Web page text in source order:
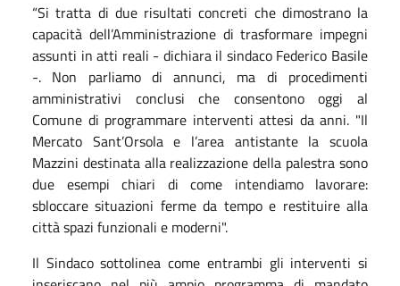
“Si tratta di due risultati concreti che dimostrano la
capacità dell’Amministrazione di trasformare impegni
assunti in atti reali - dichiara il sindaco Federico Basile
-. Non parliamo di annunci, ma di procedimenti
amministrativi conclusi che consentono oggi al
Comune di programmare interventi attesi da anni. "Il
Mercato Sant’Orsola e l’area antistante la scuola
Mazzini destinata alla realizzazione della palestra sono
due esempi chiari di come intendiamo lavorare:
sbloccare situazioni ferme da tempo e restituire alla
città spazi funzionali e moderni".
Il Sindaco sottolinea come entrambi gli interventi si